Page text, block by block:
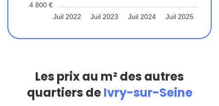
4 800 €
Juil 2022 Juil 2023 Juil 2024 Juil 2025
Les prix au m² des autres
quartiers deIvry-sur-Seine